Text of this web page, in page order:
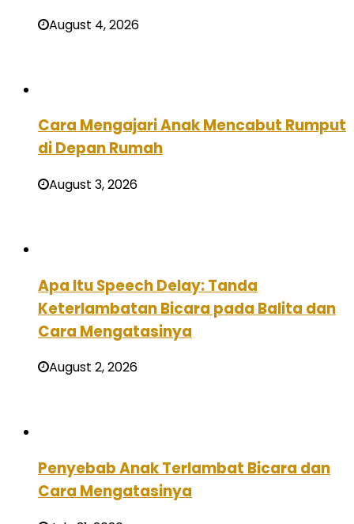
August 4, 2026
Cara Mengajari Anak Mencabut Rumput
di Depan Rumah
August 3, 2026
Apa Itu Speech Delay: Tanda
Keterlambatan Bicara pada Balita dan
Cara Mengatasinya
August 2, 2026
Penyebab Anak Terlambat Bicara dan
Cara Mengatasinya